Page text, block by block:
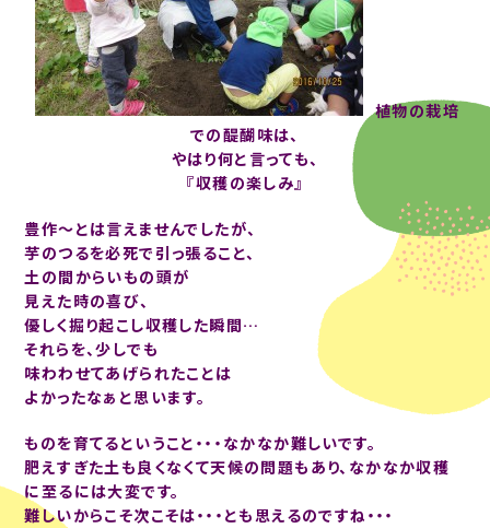
植物の栽培
での醍醐味は、
やはり何と言っても、
『収穫の楽しみ』
豊作～とは言えませんでしたが、
芋のつるを必死で引っ張ること、
土の間からいもの頭が
見えた時の喜び、
優しく掘り起こし収穫した瞬間…
それらを、少しでも
味わわせてあげられたことは
よかったなぁと思います。
ものを育てるということ・・・なかなか難しいです。
肥えすぎた土も良くなくて天候の問題もあり、なかなか収穫
に至るには大変です。
難しいからこそ次こそは・・・とも思えるのですね・・・